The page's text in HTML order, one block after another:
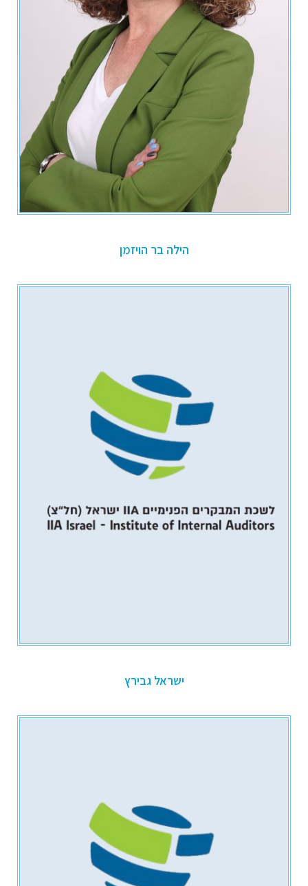
הילה בר הויזמן
ישראל גבירץ